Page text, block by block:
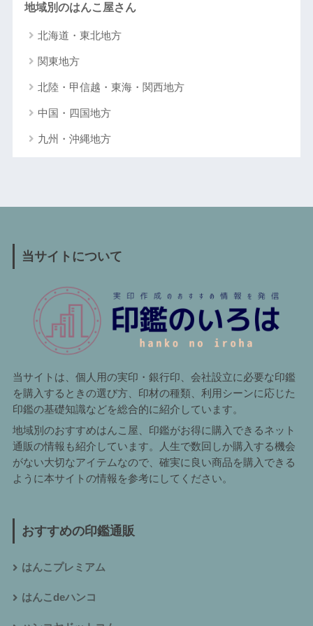
地域別のはんこ屋さん
北海道・東北地方
関東地方
北陸・甲信越・東海・関西地方
中国・四国地方
九州・沖縄地方
当サイトについて
当サイトは、個人用の実印・銀行印、会社設立に必要な印鑑
を購入するときの選び方、印材の種類、利用シーンに応じた
印鑑の基礎知識などを総合的に紹介しています。
地域別のおすすめはんこ屋、印鑑がお得に購入できるネット
通販の情報も紹介しています。人生で数回しか購入する機会
がない大切なアイテムなので、確実に良い商品を購入できる
ように本サイトの情報を参考にしてください。
おすすめの印鑑通販
はんこプレミアム
はんこdeハンコ